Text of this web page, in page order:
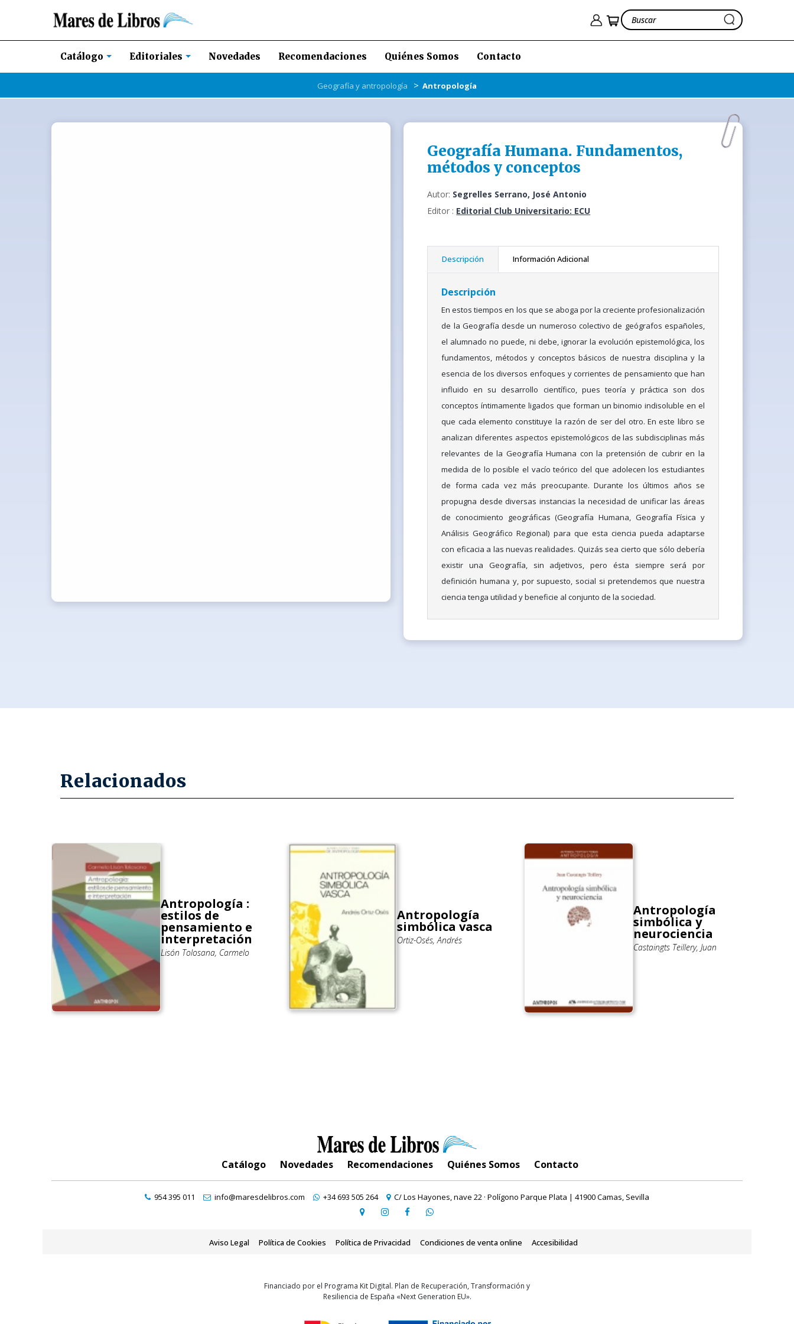
Catálogo Editoriales Novedades Recomendaciones Quiénes Somos Contacto
Geografía y antropología > Antropología
Geografía Humana. Fundamentos,
métodos y conceptos
Autor: Segrelles Serrano, José Antonio
Editor : Editorial Club Universitario: ECU
Descripción Información Adicional
Descripción
En estos tiempos en los que se aboga por la creciente profesionalización
de la Geografía desde un numeroso colectivo de geógrafos españoles,
el alumnado no puede, ni debe, ignorar la evolución epistemológica, los
fundamentos, métodos y conceptos básicos de nuestra disciplina y la
esencia de los diversos enfoques y corrientes de pensamiento que han
influido en su desarrollo científico, pues teoría y práctica son dos
conceptos íntimamente ligados que forman un binomio indisoluble en el
que cada elemento constituye la razón de ser del otro. En este libro se
analizan diferentes aspectos epistemológicos de las subdisciplinas más
relevantes de la Geografía Humana con la pretensión de cubrir en la
medida de lo posible el vacío teórico del que adolecen los estudiantes
de forma cada vez más preocupante. Durante los últimos años se
propugna desde diversas instancias la necesidad de unificar las áreas
de conocimiento geográficas (Geografía Humana, Geografía Física y
Análisis Geográfico Regional) para que esta ciencia pueda adaptarse
con eficacia a las nuevas realidades. Quizás sea cierto que sólo debería
existir una Geografía, sin adjetivos, pero ésta siempre será por
definición humana y, por supuesto, social si pretendemos que nuestra
ciencia tenga utilidad y beneficie al conjunto de la sociedad.
Relacionados
Antropología :
estilos de
pensamiento e
interpretación
Lisón Tolosana, Carmelo
Antropología
simbólica vasca
Ortiz-Osés, Andrés
Antropología
simbólica y
neurociencia
Castaingts Teillery, Juan
Catálogo Novedades Recomendaciones Quiénes Somos Contacto
954 395 011 info@maresdelibros.com +34 693 505 264 C/ Los Hayones, nave 22 · Polígono Parque Plata | 41900 Camas, Sevilla
Aviso Legal Política de Cookies Política de Privacidad Condiciones de venta online Accesibilidad
Financiado por el Programa Kit Digital. Plan de Recuperación, Transformación y
Resiliencia de España «Next Generation EU».